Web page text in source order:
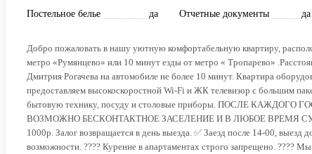
Постельное белье да Отчетные документы да
Добро пожаловать в нашу уютную комфортабельную квартиру,
метро «Румянцево» или 10 минут езды от метро « Тропарево»
Дмитрия Рогачева на автомобиле не более 10 минут. Квартира
предоставляем высокоскоростной Wi-Fi и ЖК телевизор с большим
бытовую технику, посуду и столовые приборы. ПОСЛЕ
ВОЗМОЖНО БЕСКОНТАКТНОЕ ЗАСЕЛЕНИЕ И В ЛЮБОЕ ВРЕМЯ СУТОК
1000р. Залог возвращается в день выезда. ✅ Заезд после 14-00, выезд
возможности. ???? Курение в апартаментах строго запрещено. ????